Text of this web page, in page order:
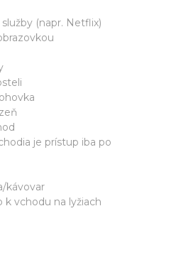
(napr. Netflix)
je prístup iba po
kávovar
k vchodu na lyžiach